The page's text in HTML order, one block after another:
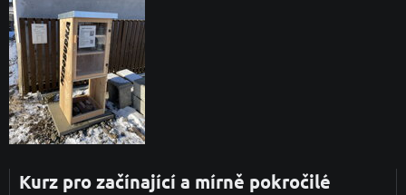
Kurz pro začínající a mírně pokročilé